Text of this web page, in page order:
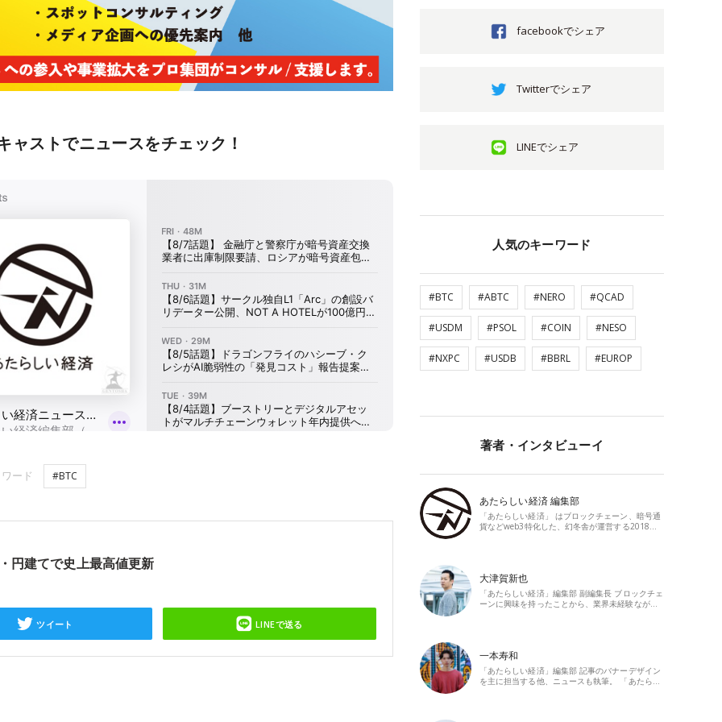
ャストでニュースをチェック！
ード #BTC
円建てで史上最高値更新
ツイート LINEで送る
facebookでシェア
Twitterでシェア
LINEでシェア
人気のキーワード
#BTC #ABTC #NERO #QCAD
#USDM #PSOL #COIN #NESO
#NXPC #USDB #BBRL #EUROP
著者・インタビューイ
あたらしい経済 編集部
「あたらしい経済」 はブロックチェーン、暗号通
貨などweb3特化した、幻冬舎が運営する2018…
大津賀新也
「あたらしい経済」編集部 副編集長 ブロックチェ
ーンに興味を持ったことから、業界未経験なが…
一本寿和
「あたらしい経済」編集部 記事のバナーデザイン
を主に担当する他、ニュースも執筆。 「あたら…